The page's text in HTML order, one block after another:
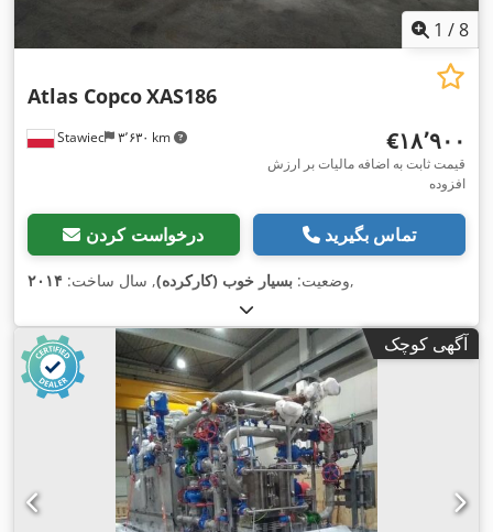
1 /8
Stawiec ۳٬۶۳۰ km
Atlas CopcoXAS186
‎€۱۸٬۹۰۰
قیمت ثابت به اضافه مالیات بر ارزش
افزوده
درخواست کردن تماس بگیرید
وضعیت: بسیار خوب (کارکرده), سال ساخت: ۲۰۱۴ ,
آگهی کوچک